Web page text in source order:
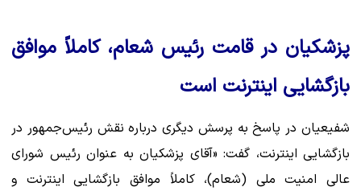
پزشکیان در قامت رئیس شعام، کاملاً موافق
بازگشایی اینترنت است
شفیعیان در پاسخ به پرسش دیگری درباره نقش رئیس‌جمهور در
بازگشایی اینترنت، گفت: «آقای پزشکیان به عنوان رئیس شورای
عالی امنیت ملی (شعام)، کاملاً موافق بازگشایی اینترنت و